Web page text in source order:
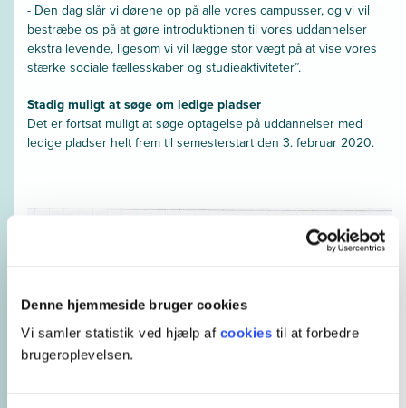
Denne hjemmeside bruger cookies
Vi samler statistik ved hjælp af cookies til at forbedre
brugeroplevelsen.
- Den dag slår vi dørene op på alle vores campusser, og vi vil
bestræbe os på at gøre introduktionen til vores uddannelser
ekstra levende, ligesom vi vil lægge stor vægt på at vise vores
stærke sociale fællesskaber og studieaktiviteter”.
Stadig muligt at søge om ledige pladser
Det er fortsat muligt at søge optagelse på uddannelser med
ledige pladser helt frem til semesterstart den 3. februar 2020.